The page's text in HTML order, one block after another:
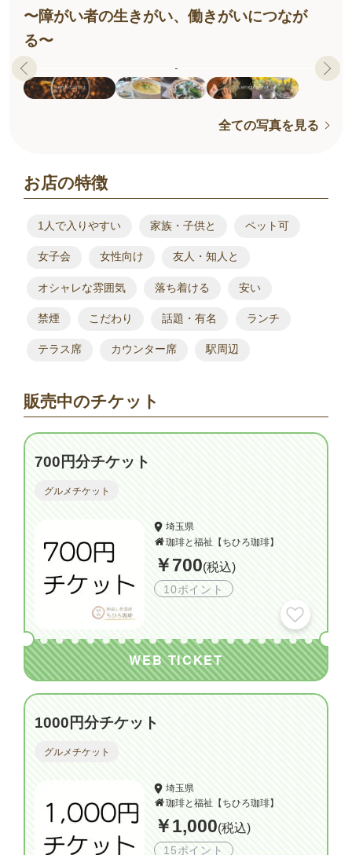
〜障がい者の生きがい、働きがいにつなが
る〜
全ての写真を見る
お店の特徴
1人で入りやすい 家族・子供と ペット可
女子会 女性向け 友人・知人と
オシャレな雰囲気 落ち着ける 安い
禁煙 こだわり 話題・有名 ランチ
テラス席 カウンター席 駅周辺
販売中のチケット
700円分チケット
グルメチケット
埼玉県
珈琲と福祉【ちひろ珈琲】
￥700(税込)
10ポイント
WEB TICKET
1000円分チケット
グルメチケット
埼玉県
珈琲と福祉【ちひろ珈琲】
￥1,000(税込)
15ポイント